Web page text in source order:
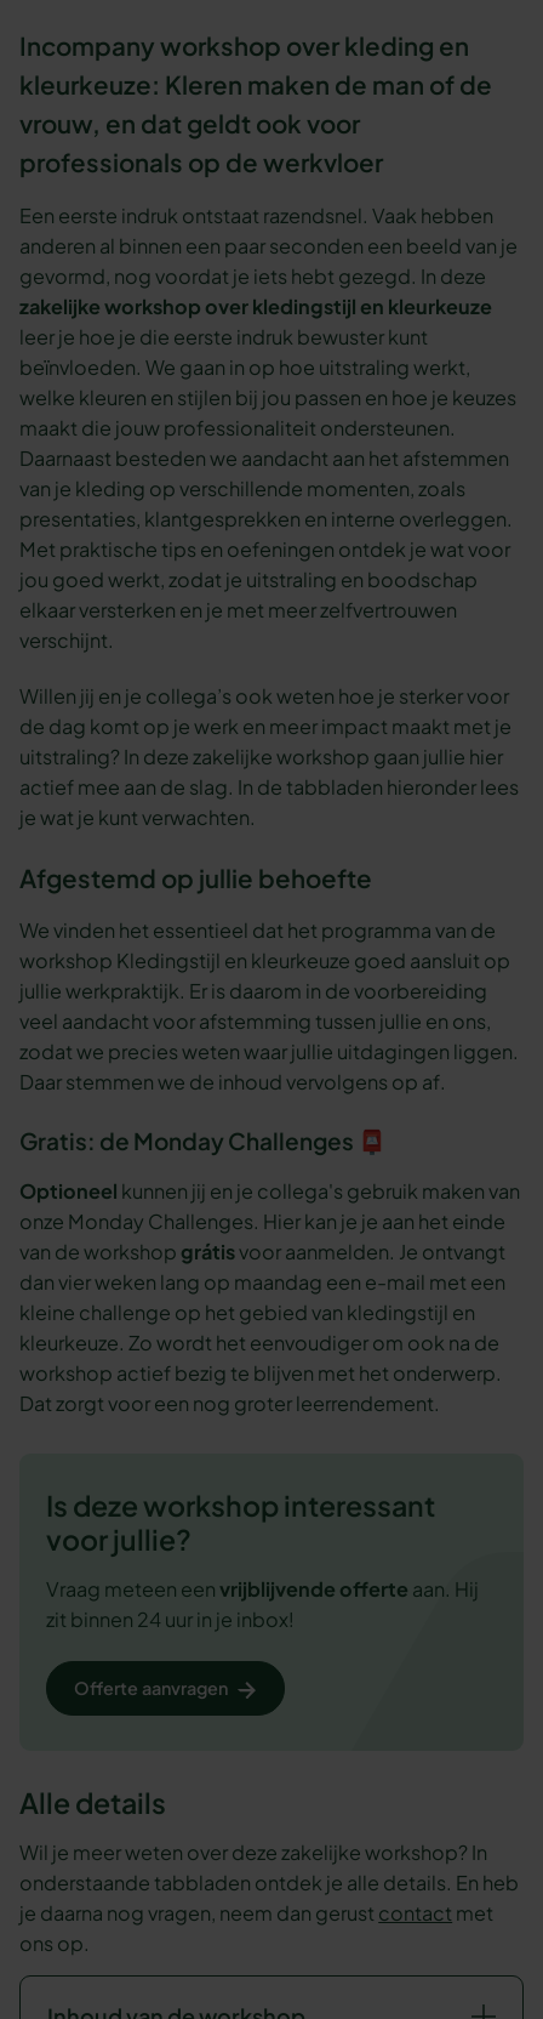
Incompany workshop over kleding en
kleurkeuze: Kleren maken de man of de
vrouw, en dat geldt ook voor
professionals op de werkvloer
Een eerste indruk ontstaat razendsnel. Vaak hebben
anderen al binnen een paar seconden een beeld van je
gevormd, nog voordat je iets hebt gezegd. In deze
zakelijke workshop over kledingstijl en kleurkeuze
leer je hoe je die eerste indruk bewuster kunt
beïnvloeden. We gaan in op hoe uitstraling werkt,
welke kleuren en stijlen bij jou passen en hoe je keuzes
maakt die jouw professionaliteit ondersteunen.
Daarnaast besteden we aandacht aan het afstemmen
van je kleding op verschillende momenten, zoals
presentaties, klantgesprekken en interne overleggen.
Met praktische tips en oefeningen ontdek je wat voor
jou goed werkt, zodat je uitstraling en boodschap
elkaar versterken en je met meer zelfvertrouwen
verschijnt.
Willen jij en je collega’s ook weten hoe je sterker voor
de dag komt op je werk en meer impact maakt met je
uitstraling? In deze zakelijke workshop gaan jullie hier
actief mee aan de slag. In de tabbladen hieronder lees
je wat je kunt verwachten.
Afgestemd op jullie behoefte
We vinden het essentieel dat het programma van de
workshop Kledingstijl en kleurkeuze goed aansluit op
jullie werkpraktijk. Er is daarom in de voorbereiding
veel aandacht voor afstemming tussen jullie en ons,
zodat we precies weten waar jullie uitdagingen liggen.
Daar stemmen we de inhoud vervolgens op af.
Gratis: de Monday Challenges 📮
Optioneel kunnen jij en je collega's gebruik maken van
onze Monday Challenges. Hier kan je je aan het einde
van de workshop grátisvoor aanmelden. Je ontvangt
dan vier weken lang op maandag een e-mail met een
kleine challenge op het gebied van kledingstijl en
kleurkeuze. Zo wordt het eenvoudiger om ook na de
workshop actief bezig te blijven met het onderwerp.
Dat zorgt voor een nog groter leerrendement.
Is deze workshop interessant
voor jullie?
Vraag meteen eenvrijblijvende offerte aan. Hij
zit binnen 24 uur in je inbox!
Offerte aanvragen
Alle details
Wil je meer weten over deze zakelijke workshop? In
onderstaande tabbladen ontdek je alle details. En heb
je daarna nog vragen, neem dan gerust contact met
ons op.